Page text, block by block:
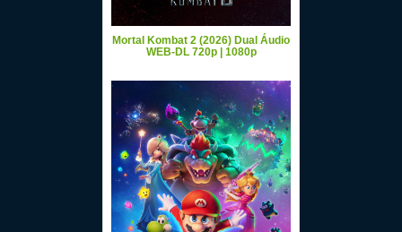
Mortal Kombat 2 (2026) Dual Áudio
WEB-DL 720p | 1080p